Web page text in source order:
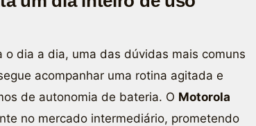
dia a dia, uma das dúvidas mais comuns
acompanhar uma rotina agitada e
de autonomia de bateria. O Motorola
no mercado intermediário, prometendo